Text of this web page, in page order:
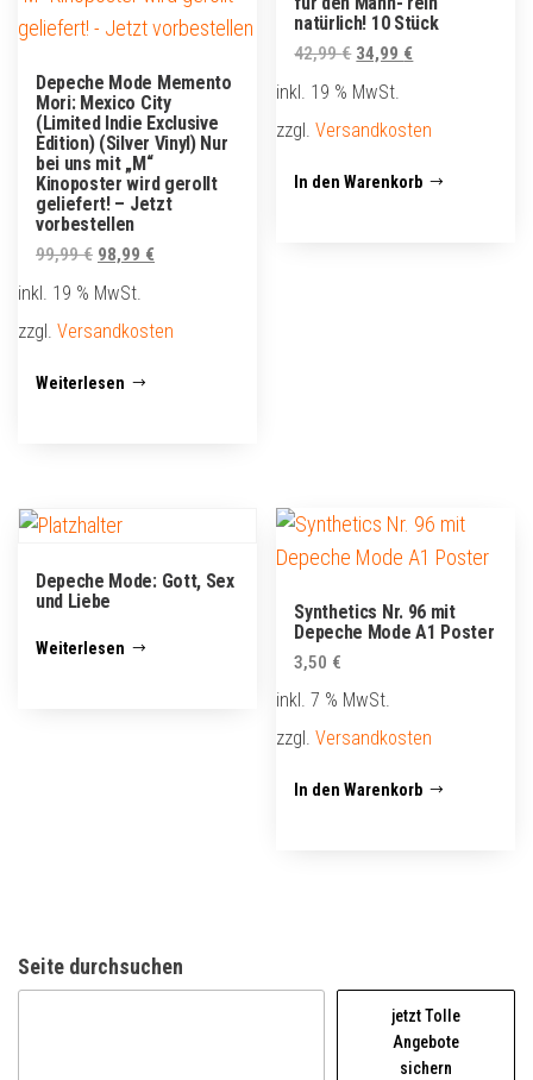
Depeche Mode Memento
Mori: Mexico City
(Limited Indie Exclusive
Edition) (Silver Vinyl) Nur
bei uns mit „M“
Kinoposter wird gerollt
geliefert! – Jetzt
vorbestellen
99,99€ Ursprünglicher
Preis
99,99 €
98,99 €
98,99 €.
inkl. 19 % MwSt.
zzgl. Versandkosten
Weiterlesen
natürlich! 10 Stück
42,99€ Ursprünglicher
Preis
42,99 €
34,99 €
34,99 €.
inkl. 19 % MwSt.
zzgl.Versandkosten
In den Warenkorb
Depeche Mode: Gott, Sex
und Liebe
Weiterlesen
Synthetics Nr. 96 mit
Depeche Mode A1 Poster
3,50 €
inkl. 7 % MwSt.
zzgl.Versandkosten
In den Warenkorb
Seite durchsuchen
jetzt Tolle
Angebote
sichern